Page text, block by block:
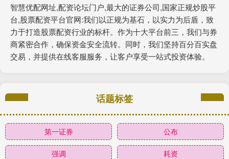
智慧优配网址,配资论坛门户,最大的证券公司,国家正规炒股平
台,股票配资平台官网:我们以正规为基石，以实力为后盾，致
力于打造股票配资行业的标杆。作为十大平台前三，我们与券
商紧密合作，确保资金安全流转。同时，我们坚持百分百实盘
交易，并提供在线客服服务，让客户享受一站式投资体验。
话题标签
第一证券 公布
强调 耗资